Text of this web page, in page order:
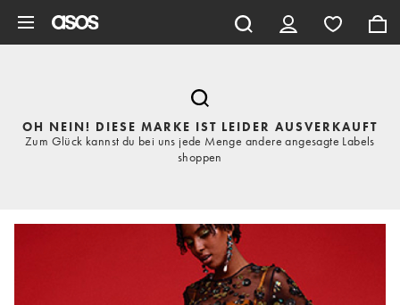
OH NEIN! DIESE MARKE IST LEIDER AUSVERKAUFT
Zum Glück kannst du bei uns jede Menge andere angesagte Labels
shoppen